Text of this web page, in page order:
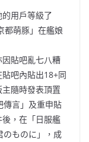
用戶等級了
都萌豚」在艦娘
貼吧亂七八糟
吧內貼出18+同
隨時發表頂置
傳言」及重申貼
，在「日服艦
のものに」，成